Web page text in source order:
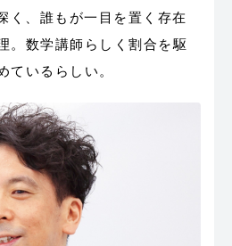
く、誰もが一目を置く存在
。数学講師らしく割合を駆
ているらしい。